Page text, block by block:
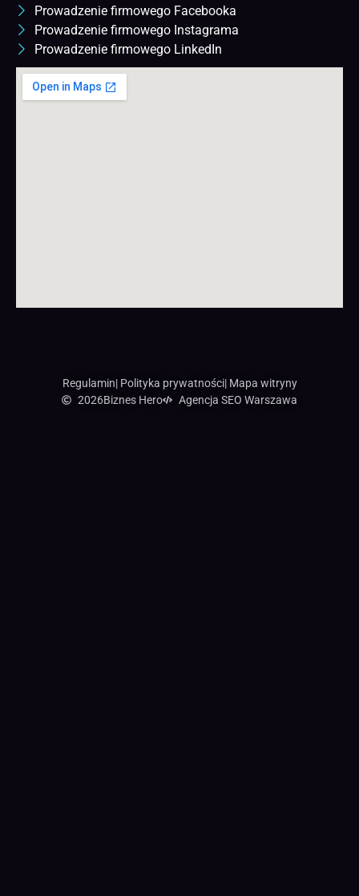
Prowadzenie firmowego Facebooka
Prowadzenie firmowego Instagrama
Prowadzenie firmowego LinkedIn
Regulamin| Polityka prywatności| Mapa witryny
2026Biznes Hero Agencja SEO Warszawa